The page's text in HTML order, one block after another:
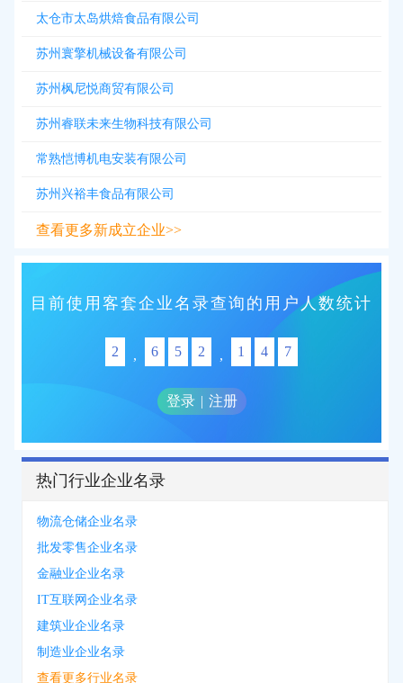
太仓市太岛烘焙食品有限公司
苏州寰擎机械设备有限公司
苏州枫尼悦商贸有限公司
苏州睿联未来生物科技有限公司
常熟恺博机电安装有限公司
苏州兴裕丰食品有限公司
查看更多新成立企业>>
目前使用客套企业名录查询的用户人数统计
2 , 6 5 2 , 1 4 7
登录 | 注册
热门行业企业名录
物流仓储企业名录
批发零售企业名录
金融业企业名录
IT互联网企业名录
建筑业企业名录
制造业企业名录
查看更多行业名录